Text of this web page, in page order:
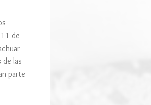
11 de
de las
parte